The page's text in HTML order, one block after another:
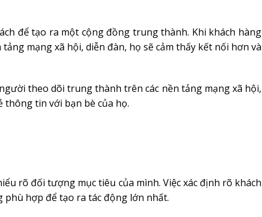
để tạo ra một cộng đồng trung thành. Khi khách hàng
mạng xã hội, diễn đàn, họ sẽ cảm thấy kết nối hơn và
theo dõi trung thành trên các nền tảng mạng xã hội,
thông tin với bạn bè của họ.
rõ đối tượng mục tiêu của mình. Việc xác định rõ khách
phù hợp để tạo ra tác động lớn nhất.